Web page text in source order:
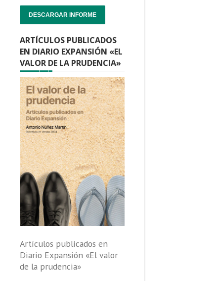
DESCARGAR INFORME
ARTÍCULOS PUBLICADOS
EN DIARIO EXPANSIÓN «EL
VALOR DE LA PRUDENCIA»
Artículos publicados en
Diario Expansión «El valor
de la prudencia»